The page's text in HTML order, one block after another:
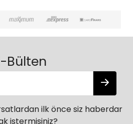
Bülten
ilk önce siz haberdar
istermisiniz?